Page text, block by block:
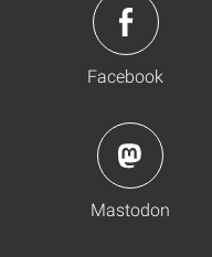
Facebook
Mastodon